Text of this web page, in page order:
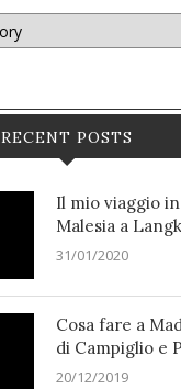
RECENT POSTS
Il mio viaggio in
Malesia a
31/01/2020
Cosa fare a
di Campiglio e
20/12/2019